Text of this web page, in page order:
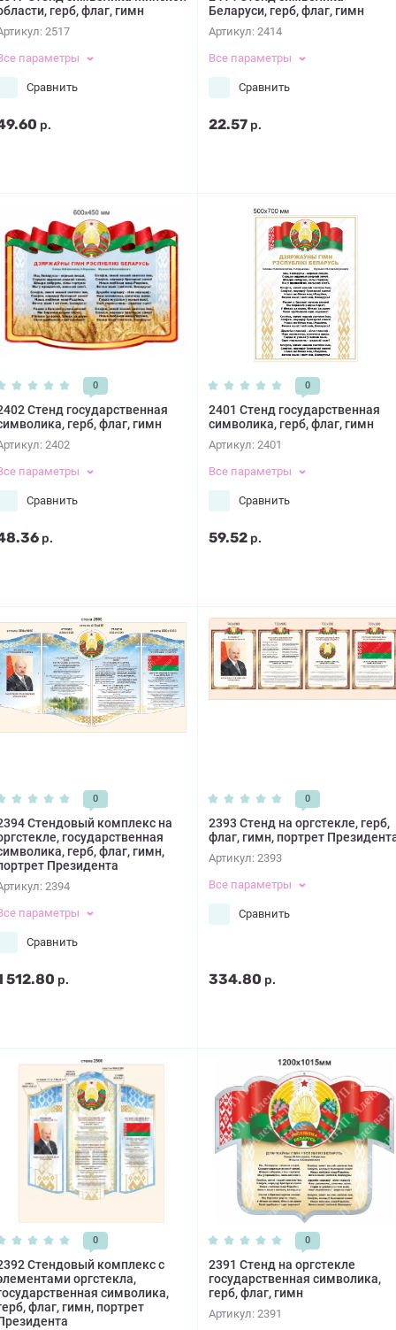
герб, флаг, гимн
2517
параметры
Сравнить
р.
Беларуси, герб, флаг, гимн
Артикул: 2414
Все параметры
Сравнить
22.57 р.
0
Стенд государственная
герб, флаг, гимн
2402
параметры
Сравнить
р.
0
2401 Стенд государственная
символика, герб, флаг, гимн
Артикул: 2401
Все параметры
Сравнить
59.52 р.
0
Стендовый комплекс на
государственная
герб, флаг, гимн,
Президента
2394
параметры
Сравнить
512.80 р.
0
2393 Стенд на оргстекле, герб,
флаг, гимн, портрет
Артикул: 2393
Все параметры
Сравнить
334.80 р.
0
Стендовый комплекс с
оргстекла,
символика,
флаг, гимн, портрет
0
2391 Стенд на оргстекле
государственная символика,
герб, флаг, гимн
Артикул: 2391